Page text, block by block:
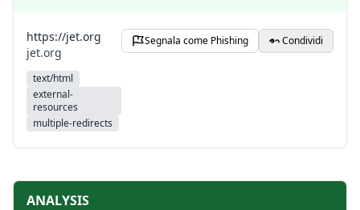
https://jet.org
jet.org
text/html
external-
resources
multiple-redirects
Segnala come Phishing Condividi
ANALYSIS